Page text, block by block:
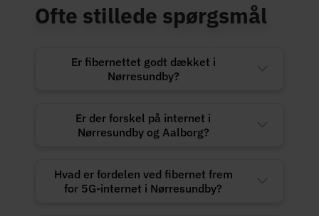
Ofte stillede spørgsmål
Er fibernettet godt dækket i
Nørresundby?
Er der forskel på internet i
Nørresundby og Aalborg?
Hvad er fordelen ved fibernet frem
for 5G-internet i Nørresundby?